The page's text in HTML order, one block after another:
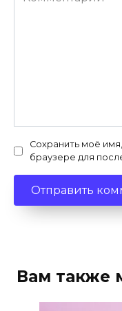
Сохранить моё
браузере для
Вам также